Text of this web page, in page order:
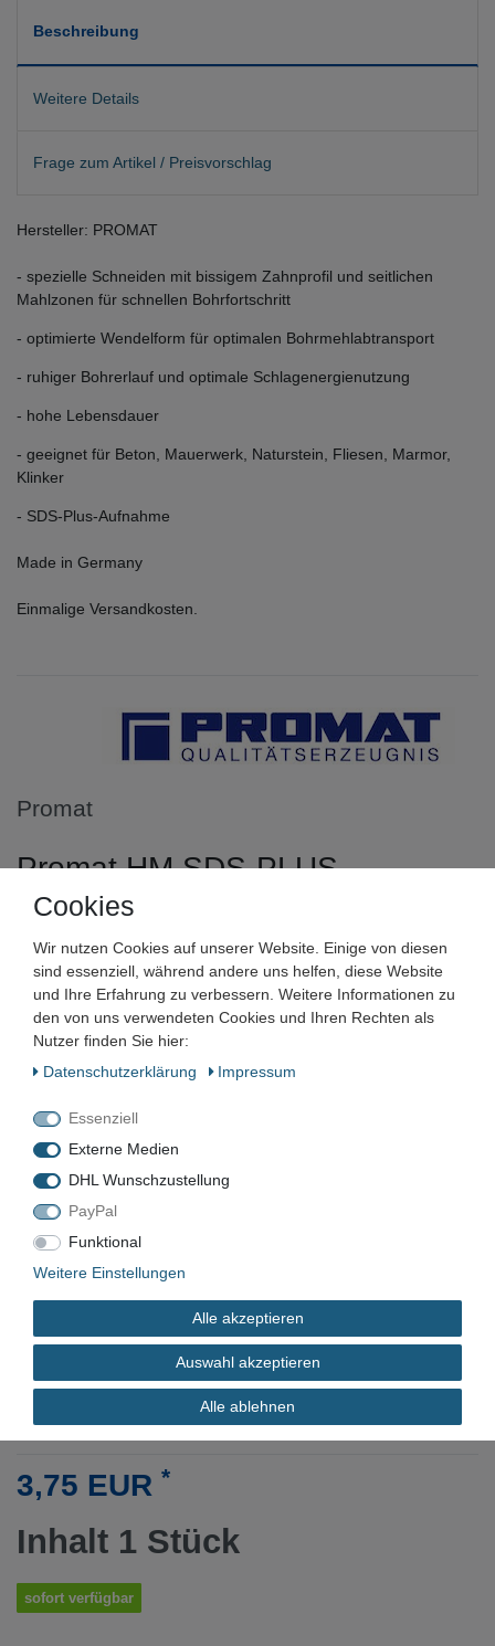
Beschreibung
Weitere Details
Frage zum Artikel / Preisvorschlag
Hersteller: PROMAT
- spezielle Schneiden mit bissigem Zahnprofil und seitlichen
Mahlzonen für schnellen Bohrfortschritt
- optimierte Wendelform für optimalen Bohrmehlabtransport
- ruhiger Bohrerlauf und optimale Schlagenergienutzung
- hohe Lebensdauer
- geeignet für Beton, Mauerwerk, Naturstein, Fliesen, Marmor,
Klinker
- SDS-Plus-Aufnahme
Made in Germany
Einmalige Versandkosten.
Promat
Promat HM SDS-PLUS
Hammerbohrer Betonbohrer 4-
24 mm Arbeitslänge 50-550 mm
Artikelnummer:
Zustand:
Neu
ARBEITSLÄNGE IN MM
3,75 EUR *
Inhalt 1 Stück
sofort verfügbar
Cookies
Wir nutzen Cookies auf unserer Website. Einige von diesen
sind essenziell, während andere uns helfen, diese Website
und Ihre Erfahrung zu verbessern. Weitere Informationen zu
den von uns verwendeten Cookies und Ihren Rechten als
Nutzer finden Sie hier:
Daten­schutz­erklärung
Impressum
Essenziell
Externe Medien
DHL Wunschzustellung
PayPal
Funktional
Weitere Einstellungen
Alle akzeptieren
Auswahl akzeptieren
Alle ablehnen